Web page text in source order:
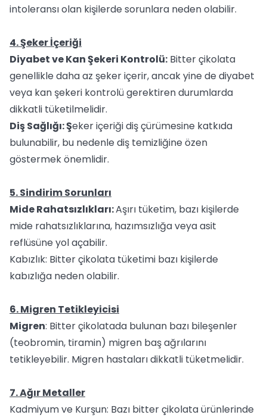
intoleransı olan kişilerde sorunlara neden olabilir.
4. Şeker İçeriği
Diyabet ve Kan Şekeri Kontrolü: Bitter çikolata
genellikle daha az şeker içerir, ancak yine de diyabet
veya kan şekeri kontrolü gerektiren durumlarda
dikkatli tüketilmelidir.
Diş Sağlığı: Şeker içeriği diş çürümesine katkıda
bulunabilir, bu nedenle diş temizliğine özen
göstermek önemlidir.
5. Sindirim Sorunları
Mide Rahatsızlıkları:Aşırı tüketim, bazı kişilerde
mide rahatsızlıklarına, hazımsızlığa veya asit
reflüsüne yol açabilir.
Kabızlık: Bitter çikolata tüketimi bazı kişilerde
kabızlığa neden olabilir.
6. Migren Tetikleyicisi
Migren: Bitter çikolatada bulunan bazı bileşenler
(teobromin, tiramin) migren baş ağrılarını
tetikleyebilir. Migren hastaları dikkatli tüketmelidir.
7. Ağır Metaller
Kadmiyum ve Kurşun: Bazı bitter çikolata ürünlerinde